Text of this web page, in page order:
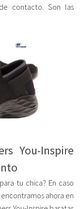
contacto. Son las
You-Inspire
tu chica? En caso
ahora en